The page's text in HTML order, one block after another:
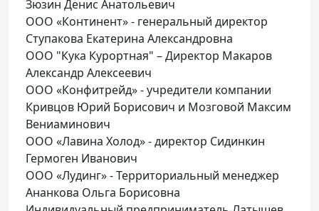
Зюзин Денис Анатольевич
ООО «Континент» - генеральный директор
Ступакова Екатерина Александровна
ООО "Кука Курортная" – Директор Макаров
Александр Алексеевич
ООО «Конфитрейд» - учредители компании
Кривцов Юрий Борисович и Мозговой Максим
Вениаминович
ООО «Лавина Холод» - директор Сидинкин
Гермоген Иванович
ООО «Лудинг» - Территориальный менеджер
Ананкова Ольга Борисовна